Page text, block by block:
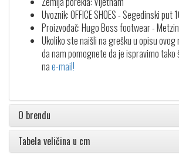
Uvoznik: OFFICE SHOES - Segedinski put
Proizvođač: Hugo Boss footwear -
Ukoliko ste naišli na grešku u opisu
da nam pomognete da je ispravimo
nae-mail!
O brendu
Tabela veličina u cm